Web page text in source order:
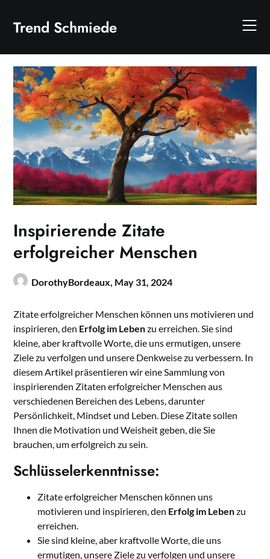
content
Trend Schmiede
Inspirierende Zitate
erfolgreicher Menschen
DorothyBordeaux, May 31, 2024
Zitate erfolgreicher Menschen können uns motivieren und
inspirieren, den Erfolg im Lebenzu erreichen. Sie sind
kleine, aber kraftvolle Worte, die uns ermutigen, unsere
Ziele zu verfolgen und unsere Denkweise zu verbessern. In
diesem Artikel präsentieren wir eine Sammlung von
inspirierenden Zitaten erfolgreicher Menschen aus
verschiedenen Bereichen des Lebens, darunter
Persönlichkeit, Mindset und Leben. Diese Zitate sollen
Ihnen die Motivation und Weisheit geben, die Sie
brauchen, um erfolgreich zu sein.
Schlüsselerkenntnisse:
Zitate erfolgreicher Menschen können uns
motivieren und inspirieren, den Erfolg im Lebenzu
erreichen.
Sie sind kleine, aber kraftvolle Worte, die uns
ermutigen, unsere Ziele zu verfolgen und unsere